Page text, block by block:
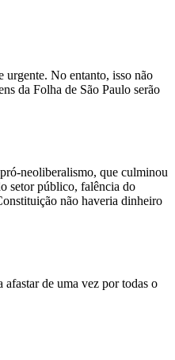
urgente. No entanto, isso não
da Folha de São Paulo serão
neoliberalismo, que culminou
setor público, falência do
não haveria dinheiro
de uma vez por todas o